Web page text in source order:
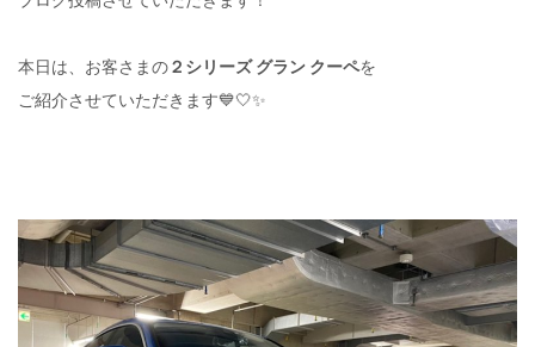
本日は、お客さまの２シリーズ グラン クーペを
ご紹介させていただきます💙🤍✨